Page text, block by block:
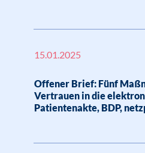
15.01.2025
Offener Brief: Fünf
Vertrauen in die
Patientenakte, BDP,